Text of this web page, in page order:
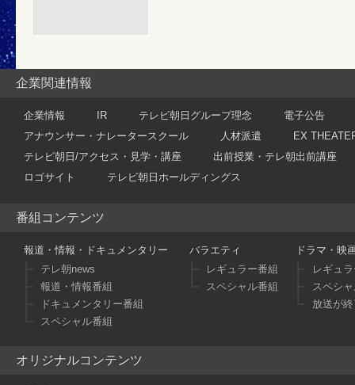
企業関連情報
企業情報 IR テレビ朝日グループ理念
電子公告
アナウンサー・ナレータースクール
人材派遣
EX
テレビ朝日/アクセス・見学・講座
出前授業・テレ朝出前講座
ロゴサイト
テレビ朝日ホールディングス
番組コンテンツ
報道・情報・ドキュメンタリー
テレ朝news
報道・情報番組
ドキュメンタリー番組
スペシャル番組
バラエティ
レギュラー番組
スペシャル番組
ドラマ・映
レギュ
スペシ
放送が
オリジナルコンテンツ